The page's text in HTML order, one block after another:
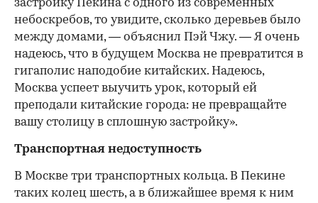
застройку Пекина с одного из современных
небоскребов, то увидите, сколько деревьев было
между домами, — объяснил Пэй Чжу. — Я очень
надеюсь, что в будущем Москва не превратится в
гигаполис наподобие китайских. Надеюсь,
Москва успеет выучить урок, который ей
преподали китайские города: не превращайте
вашу столицу в сплошную застройку».
Транспортная недоступность
В Москве три транспортных кольца. В Пекине
таких колец шесть, а в ближайшее время к ним